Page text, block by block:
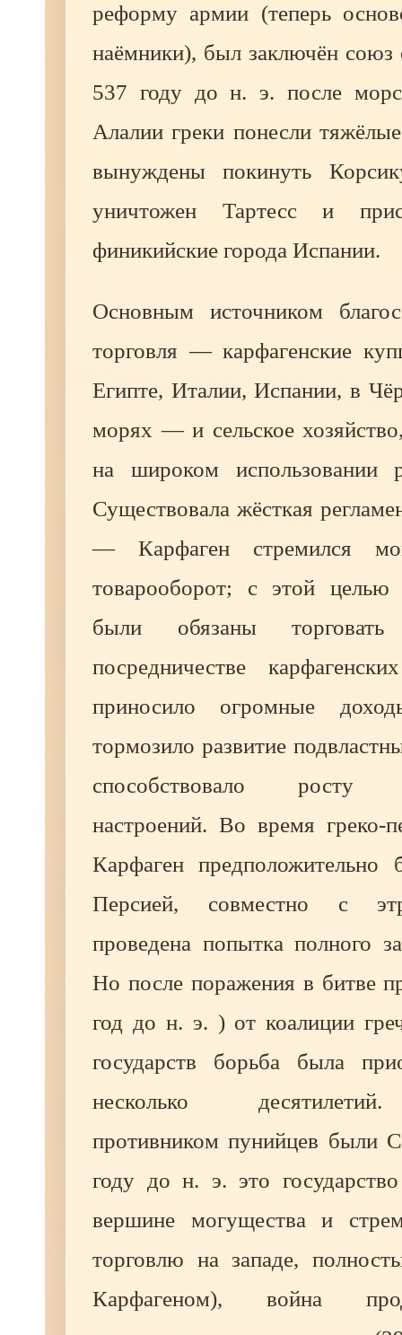
реформу армии (теперь
наёмники), был заключён союз
537 году до н. э. после
Алалии греки понесли
вынуждены покинуть
уничтожен Тартесс и
финикийские города Испании.
Основным источником
торговля — карфагенские
Египте, Италии, Испании, в
морях — и сельское
на широком использовании
Существовала жёсткая
— Карфаген стремился
товарооборот; с этой целью
были обязаны
посредничестве
приносило огромные
тормозило развитие
способствовало росту
настроений. Во время греко-
Карфаген
Персией, совместно с
проведена попытка полного
Но после поражения в битве
год до н. э. ) от коалиции
государств борьба была
несколько
противником пунийцев были
году до н. э. это
вершине могущества и
торговлю на западе,
Карфагеном), война